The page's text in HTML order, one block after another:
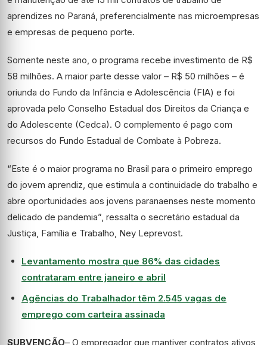
aprendizes no Paraná, preferencialmente nas microempresas
e empresas de pequeno porte.
Somente neste ano, o programa recebe investimento de R$
58 milhões. A maior parte desse valor – R$ 50 milhões – é
oriunda do Fundo da Infância e Adolescência (FIA) e foi
aprovada pelo Conselho Estadual dos Direitos da Criança e
do Adolescente (Cedca). O complemento é pago com
recursos do Fundo Estadual de Combate à Pobreza.
“Este é o maior programa no Brasil para o primeiro emprego
do jovem aprendiz, que estimula a continuidade do trabalho e
abre oportunidades aos jovens paranaenses neste momento
delicado de pandemia”, ressalta o secretário estadual da
Justiça, Família e Trabalho, Ney Leprevost.
Levantamento mostra que 86% das cidades
contrataram entre janeiro e abril
Agências do Trabalhador têm 2.545 vagas de
emprego com carteira assinada
SUBVENÇÃO– O empregador que mantiver contratos ativos